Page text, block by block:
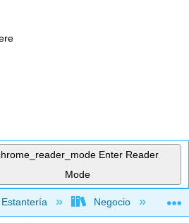
Enter Reader
Mode
jerarquía global
Estantería Negocio